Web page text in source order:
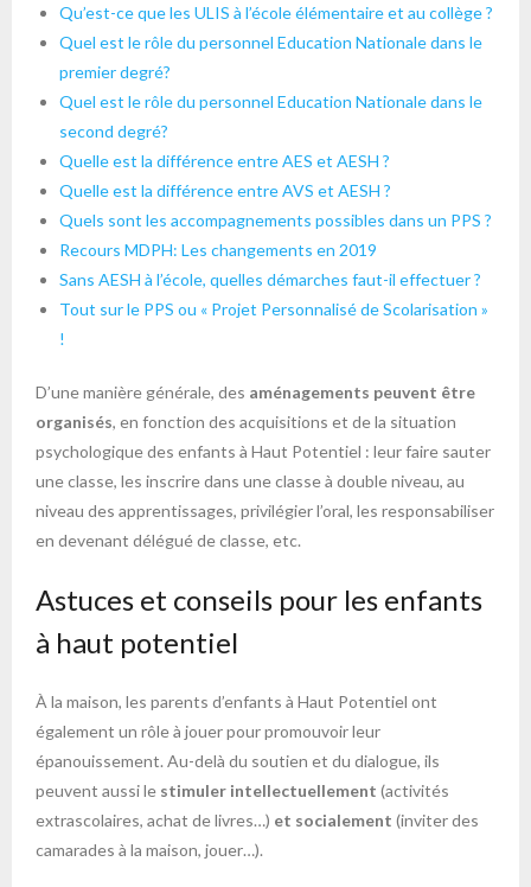
Qu’est-ce que les ULIS à l’école élémentaire et au collège ?
Quel est le rôle du personnel Education Nationale dans le
premier degré?
Quel est le rôle du personnel Education Nationale dans le
second degré?
Quelle est la différence entre AES et AESH ?
Quelle est la différence entre AVS et AESH ?
Quels sont les accompagnements possibles dans un PPS ?
Recours MDPH: Les changements en 2019
Sans AESH à l’école, quelles démarches faut-il effectuer ?
Tout sur le PPS ou « Projet Personnalisé de Scolarisation »
!
D’une manière générale, des aménagements peuvent être
organisés, en fonction des acquisitions et de la situation
psychologique des enfants à Haut Potentiel : leur faire sauter
une classe, les inscrire dans une classe à double niveau, au
niveau des apprentissages, privilégier l’oral, les responsabiliser
en devenant délégué de classe, etc.
Astuces et conseils pour les enfants
à haut potentiel
À la maison, les parents d’enfants à Haut Potentiel ont
également un rôle à jouer pour promouvoir leur
épanouissement. Au-delà du soutien et du dialogue, ils
peuvent aussi le stimuler intellectuellement (activités
extrascolaires, achat de livres…) et socialement (inviter des
camarades à la maison, jouer…).